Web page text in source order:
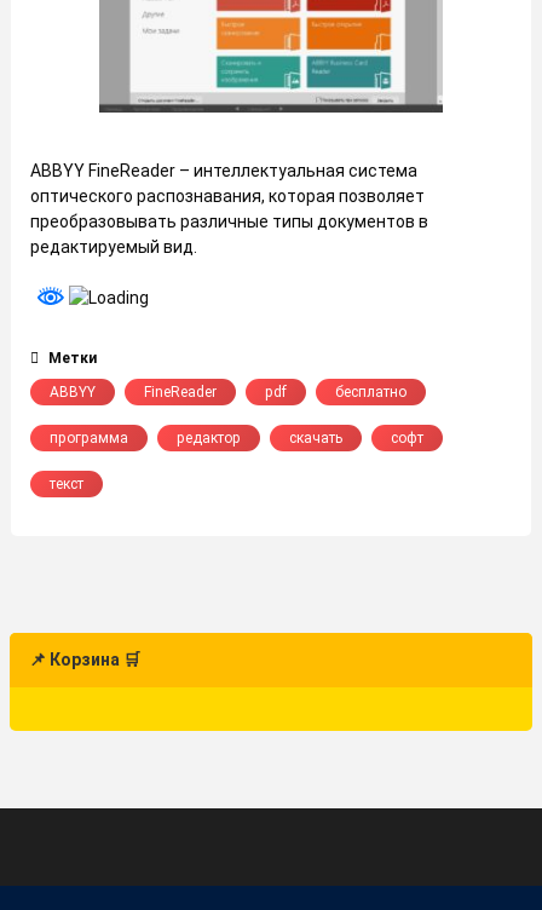
ABBYY FineReader – интеллектуальная система
оптического распознавания, которая позволяет
преобразовывать различные типы документов в
редактируемый вид.
Метки
ABBYY
FineReader pdf бесплатно
программа редактор скачать софт
текст
📌 Корзина 🛒